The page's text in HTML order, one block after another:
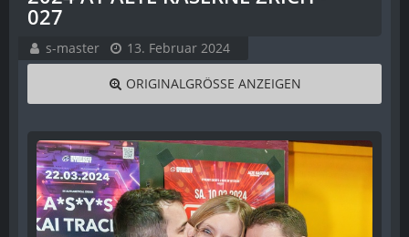
027
s-master 13. Februar 2024
ORIGINALGRÖSSE ANZEIGEN